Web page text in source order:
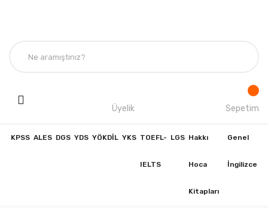
Üyelik Sepetim
KPSS ALES DGS YDS YÖKDİL YKS TOEFL-
IELTS
LGS Hakkı
Hoca
Kitapları
Genel
İngilizce